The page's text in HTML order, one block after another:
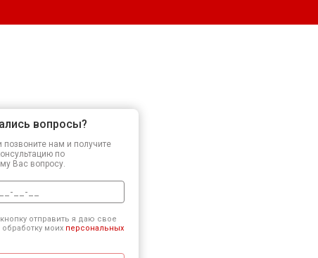
вопросы?
позвоните нам и получите
по
Вас вопросу.
отправить я даю свое
моих персональных